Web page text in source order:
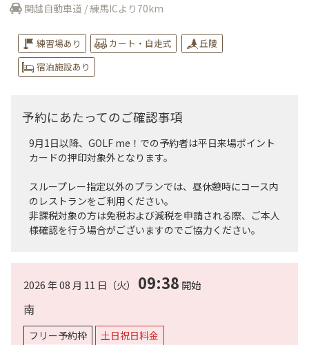
関越自動車道 / 練馬ICより70km
練習場あり カート・自走式
丘陵
宿泊施設あり
予約にあたってのご確認事項
9月1日以降、GOLF me！での予約者は平日来場ポイント
カードの押印対象外となります。
スループレー指定以外のプランでは、昼休憩時にコース内
のレストランをご利用ください。
非課税対象の方は免税および減税を申請される際、ご本人
様確認を行う場合がございますのでご協力ください。
2026 年 08 月 11 日（火） 09:38 開始
南
フリー予約枠 土日祝日料金